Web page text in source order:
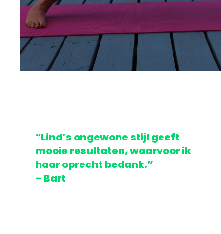
“Lind’s ongewone stijl geeft
mooie resultaten, waarvoor ik
haar oprecht bedank.”
– Bart